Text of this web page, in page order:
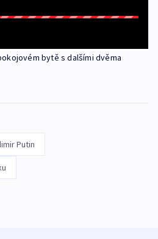
bytě s dalšími dvěma
Putin